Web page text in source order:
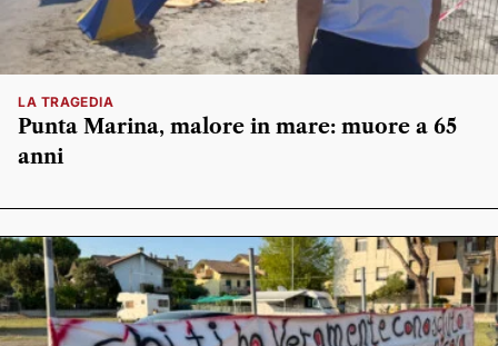
LA TRAGEDIA
Punta Marina, malore in mare: muore a 65
anni